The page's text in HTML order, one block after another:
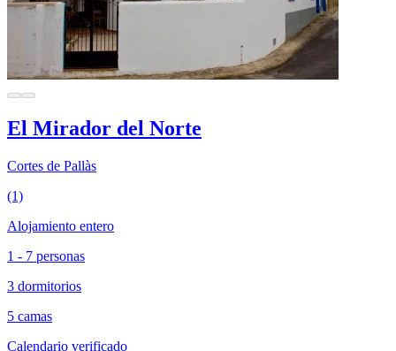
El Mirador del Norte
Cortes de Pallàs
(1)
Alojamiento entero
1 - 7 personas
3 dormitorios
5 camas
Calendario verificado